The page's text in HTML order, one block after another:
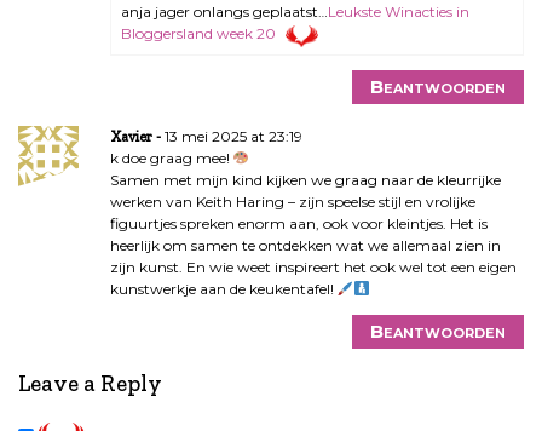
anja jager onlangs geplaatst… Leukste Winacties in
Bloggersland week 20
Beantwoorden
Xavier
13 mei 2025 at 23:19
k doe graag mee!
Samen met mijn kind kijken we graag naar de kleurrijke
werken van Keith Haring – zijn speelse stijl en vrolijke
figuurtjes spreken enorm aan, ook voor kleintjes. Het is
heerlijk om samen te ontdekken wat we allemaal zien in
zijn kunst. En wie weet inspireert het ook wel tot een eigen
kunstwerkje aan de keukentafel!
Beantwoorden
Leave a Reply